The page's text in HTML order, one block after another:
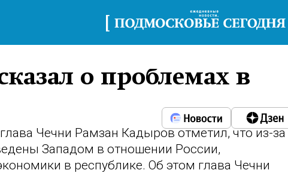
о проблемах в
Чечни Рамзан Кадыров отметил, что из-за
Западом в отношении России,
в республике. Об этом глава Чечни